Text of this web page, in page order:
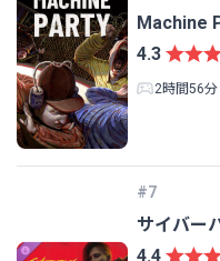
Machine
4.3
2時間56分
#7
サイバー
4.4